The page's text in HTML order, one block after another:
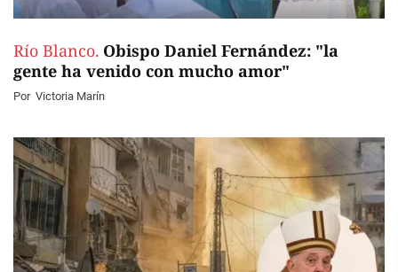
Río Blanco. Obispo Daniel Fernández: "la
gente ha venido con mucho amor"
Por Victoria Marín